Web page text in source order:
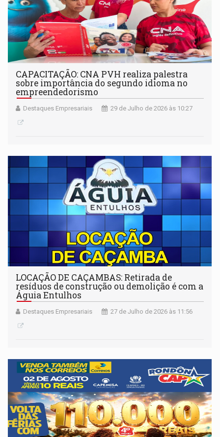
CAPACITAÇÃO: CNA PVH realiza palestra
sobre importância do segundo idioma no
empreendedorismo
Destaques Empresariais 29 de Julho de 2026 às 10:27
LOCAÇÃO DE CAÇAMBAS: Retirada de
resíduos de construção ou demolição é com a
Águia Entulhos
Destaques Empresariais 27 de Julho de 2026 às 11:56